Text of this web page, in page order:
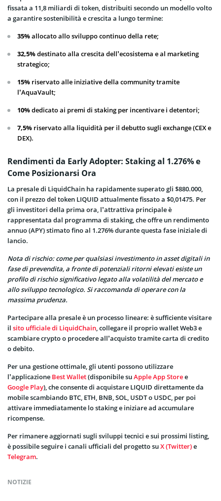
fissata a 11,8 miliardi di token, distribuiti secondo un modello volto
a garantire sostenibilità e crescita a lungo termine:
35%allocato allo sviluppo continuo della rete;
32,5%destinato alla crescita dell’ecosistema e al marketing
strategico;
15% riservato alle iniziative della community tramite
l’AquaVault;
10%dedicato ai premi di staking per incentivare i detentori;
7,5% riservato alla liquidità per il debutto sugli exchange (CEX e
DEX).
Rendimenti da Early Adopter: Staking al 1.276% e
Come Posizionarsi Ora
La presale di LiquidChain ha rapidamente superato gli $880.000,
con il prezzo del token LIQUID attualmente fissato a $0,01475. Per
gli investitori della prima ora, l’attrattiva principale è
rappresentata dal programma di staking, che offre un rendimento
annuo (APY) stimato fino al 1.276% durante questa fase iniziale di
lancio.
Nota di rischio: come per qualsiasi investimento in asset digitali in
fase di prevendita, a fronte di potenziali ritorni elevati esiste un
profilo di rischio significativo legato alla volatilità del mercato e
allo sviluppo tecnologico. Si raccomanda di operare con la
massima prudenza.
Partecipare alla presale è un processo lineare: è sufficiente visitare
il sito ufficiale di LiquidChain, collegare il proprio wallet Web3 e
scambiare crypto o procedere all’acquisto tramite carta di credito
o debito.
Per una gestione ottimale, gli utenti possono utilizzare
l’applicazione Best Wallet(disponibile suApple App Storee
Google Play), che consente di acquistare LIQUID direttamente da
mobile scambiando BTC, ETH, BNB, SOL, USDT o USDC, per poi
attivare immediatamente lo staking e iniziare ad accumulare
ricompense.
Per rimanere aggiornati sugli sviluppi tecnici e sui prossimi listing,
è possibile seguire i canali ufficiali del progetto suX (Twitter)e
Telegram.
NOTIZIE